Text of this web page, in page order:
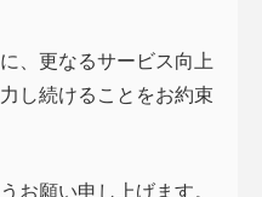
、更なるサービス向上
し続けることをお約束
お願い申し上げます。